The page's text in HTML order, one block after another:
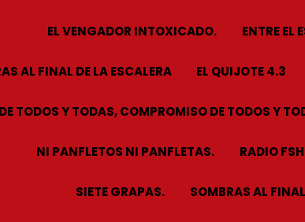
EL VENGADOR INTOXICADO. ENTRE EL
AL FINAL DE LA ESCALERA EL QUIJOTE 4.3
TODOS Y TODAS, COMPROMISO DE TODOS Y
NI PANFLETOS NI PANFLETAS. RADIO
SIETE GRAPAS. SOMBRAS AL